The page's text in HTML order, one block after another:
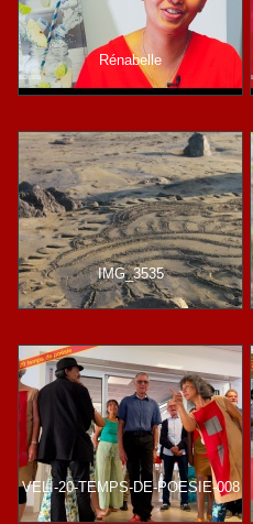
Rénabelle
IMG_3535
VELI-20-TEMPS-DE-POESIE-008